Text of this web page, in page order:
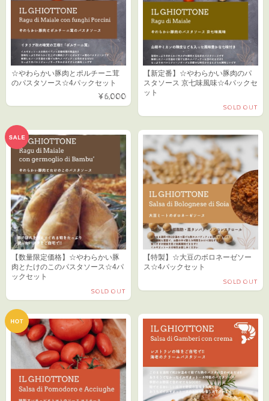
☆やわらかい豚肉とポルチーニ茸
のパスタソース☆4パックセット
¥6,000
【新定番】☆やわらかい豚肉のパ
スタソース 京七味風味☆4パックセ
ット
SOLD OUT
【数量限定価格】☆やわらかい豚
肉とたけのこのパスタソース☆4パ
ックセット
SOLD OUT
【特製】☆大豆のボロネーゼソー
ス☆4パックセット
SOLD OUT